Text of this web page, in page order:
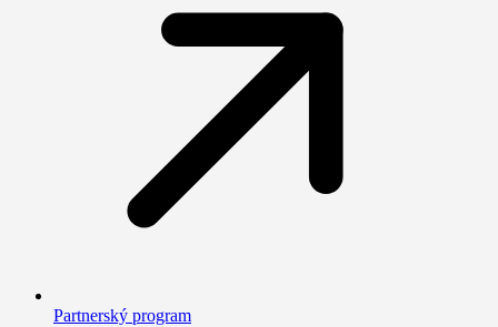
Partnerský program